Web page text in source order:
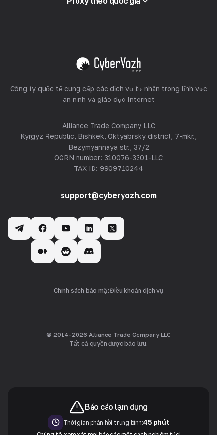
Bán lại
Xem tất cả
Công ty quốc tế cung cấp các dịch vụ tư nhân trong lĩnh vực
an ninh và giáo dục Internet
Alliance Trade Company LLC
Kyrgyz Republic, Bishkek, Oktyabrsky district, 7-mkr.,
Bezymyannaya str., 37/2
OGRN number: 310076-3301-LLC
TAX ID: 9909710244
support@cyberyozh.com
Chính sách bảo mậtĐiều khoản dịch vụ
© 2014-2026 Alliance Trade Company LLC
Tất cả quyền được bảo lưu.
Báo cáo lạm dụng
Thời gian phản hồi trung bình:45 phút